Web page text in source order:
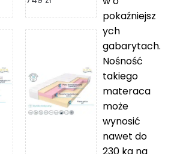
od
3
749 zł
pokaźniejsz
ych
gabarytach.
Nośność
takiego
materaca
może
wynosić
nawet do